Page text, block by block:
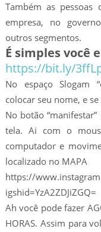
Também as
empresa, no
outros segmentos.
É simples você
https://bit.ly/
No espaço Slogam
colocar seu nome, e
No botão
tela. Ai com o
computador e
localizado no MAPA
https://
igshid=YzA2ZDJiZGQ=
Ah você pode fazer
HORAS. Assim para